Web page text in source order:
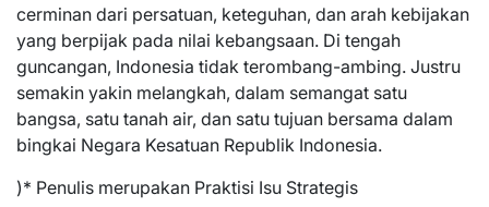
cerminan dari persatuan, keteguhan, dan arah kebijakan
yang berpijak pada nilai kebangsaan. Di tengah
guncangan, Indonesia tidak terombang-ambing. Justru
semakin yakin melangkah, dalam semangat satu
bangsa, satu tanah air, dan satu tujuan bersama dalam
bingkai Negara Kesatuan Republik Indonesia.
)* Penulis merupakan Praktisi Isu Strategis